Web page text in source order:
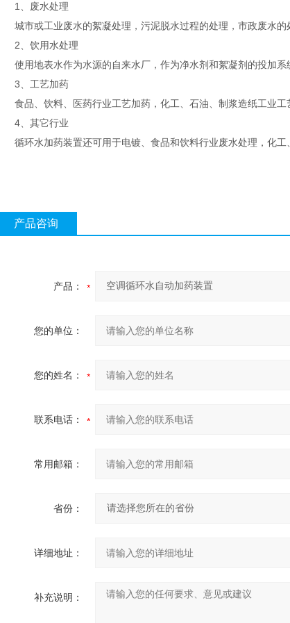
1、废水处理
城市或工业废水的絮凝处理，污泥脱水过程的处理，市政废水的
2、饮用水处理
使用地表水作为水源的自来水厂，作为净水剂和絮凝剂的投加系
3、工艺加药
食品、饮料、医药行业工艺加药，化工、石油、制浆造纸工业工
4、其它行业
循环水加药装置还可用于电镀、食品和饮料行业废水处理，化工
产品咨询
产品：
您的单位：
您的姓名：
联系电话：
常用邮箱：
省份：
详细地址：
补充说明：